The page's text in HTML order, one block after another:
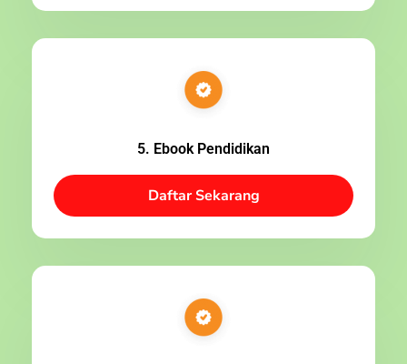
5. Ebook Pendidikan
Daftar Sekarang